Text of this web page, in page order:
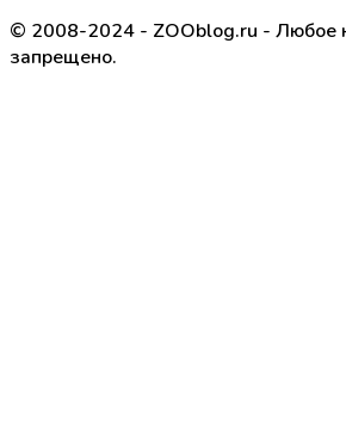
© 2008-2024 - ZOOblog.ru - Любое
запрещено.